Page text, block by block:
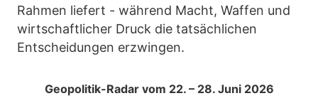
Rahmen liefert - während Macht, Waffen und
wirtschaftlicher Druck die tatsächlichen
Entscheidungen erzwingen.
Geopolitik-Radar vom 22. – 28. Juni 2026